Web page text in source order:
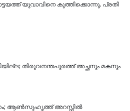
യുവാവിനെ കുത്തിക്കൊന്നു, പ്രതി
തിരുവനന്തപുരത്ത് അച്ഛനും മകനും
ആണ്‍സുഹൃത്ത് അറസ്റ്റില്‍